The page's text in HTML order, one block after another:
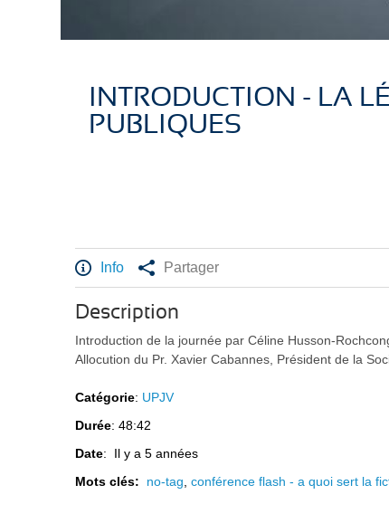
INTRODUCTION - LA
PUBLIQUES
Info Partager
Description
Introduction de la journée par Céline Husson-
Allocution du Pr. Xavier Cabannes, Président de la
Catégorie: UPJV
Durée: 48:42
Date: Il y a 5 années
Mots clés: no-tag ,conférence flash - a quoi sert la